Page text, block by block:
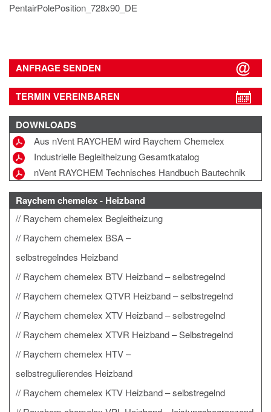
PentairPolePosition_728x90_DE
ANFRAGE SENDEN
TERMIN VEREINBAREN
DOWNLOADS
Aus nVent RAYCHEM wird Raychem Chemelex
Industrielle Begleitheizung Gesamtkatalog
nVent RAYCHEM Technisches Handbuch Bautechnik
Raychem chemelex - Heizband
Raychem chemelex Begleitheizung
Raychem chemelex BSA –
selbstregelndes Heizband
Raychem chemelex BTV Heizband – selbstregelnd
Raychem chemelex QTVR Heizband – selbstregelnd
Raychem chemelex XTV Heizband – selbstregelnd
Raychem chemelex XTVR Heizband – Selbstregelnd
Raychem chemelex HTV –
selbstregulierendes Heizband
Raychem chemelex KTV Heizband – selbstregelnd